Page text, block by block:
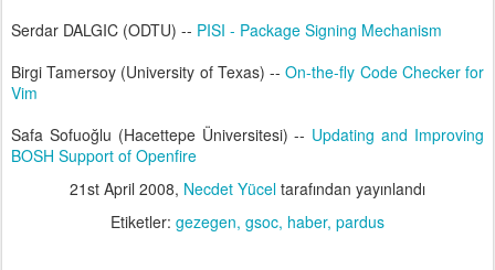
Serdar DALGIC (ODTU) -- PISI - Package Signing Mechanism
Birgi Tamersoy (University of Texas) --On-the-fly Code Checker for
Vim
Safa Sofuoğlu (Hacettepe Üniversitesi) -- Updating and Improving
BOSH Support of Openfire
21st April 2008, Necdet Yücel tarafından yayınlandı
Etiketler: gezegen gsoc haber pardus